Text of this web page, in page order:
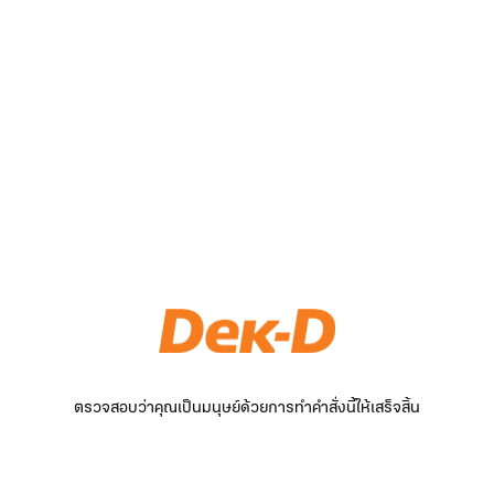
ตรวจสอบว่าคุณเป็นมนุษย์ด้วยการทำคำสั่งนี้ให้เสร็จสิ้น